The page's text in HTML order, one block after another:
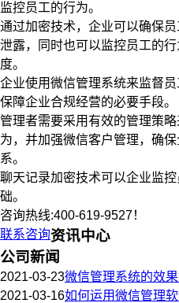
监控员工的行为。
通过加密技术，企业可以确保
泄露，同时也可以监控员工的
度。
企业使用微信管理系统来监督
保障企业合规经营的必要手段。
管理者需要采用有效的管理策
为，并加强微信客户管理，确
系。
聊天记录加密技术可以企业监
础。
咨询热线:400-619-9527！
联系咨询资讯中心
公司新闻
2021-03-23微信管理系统的效
2021-03-16如何运用微信管理